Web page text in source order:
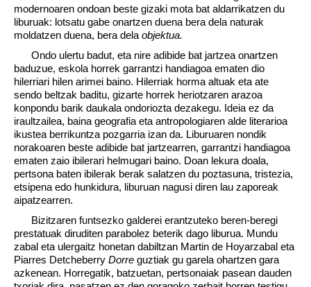
modernoaren ondoan beste gizaki mota bat aldarrikatzen du
liburuak: lotsatu gabe onartzen duena bera dela naturak
moldatzen duena, bera delaobjektua.
Ondo ulertu badut, eta nire adibide bat jartzea onartzen
baduzue, eskola horrek garrantzi handiagoa ematen dio
hilerriari hilen arimei baino. Hilerriak horma altuak eta ate
sendo beltzak baditu, gizarte horrek heriotzaren arazoa
konpondu barik daukala ondoriozta dezakegu. Ideia ez da
iraultzailea, baina geografia eta antropologiaren alde literarioa
ikustea berrikuntza pozgarria izan da. Liburuaren nondik
norakoaren beste adibide bat jartzearren, garrantzi handiagoa
ematen zaio ibilerari helmugari baino. Doan lekura doala,
pertsona baten ibilerak berak salatzen du poztasuna, tristezia,
etsipena edo hunkidura, liburuan nagusi diren lau zaporeak
aipatzearren.
Bizitzaren funtsezko galderei erantzuteko beren-beregi
prestatuak diruditen parabolez beterik dago liburua. Mundu
zabal eta ulergaitz honetan dabiltzan Martin de Hoyarzabal eta
Piarres Detcheberry Dorre guztiak gu garela ohartzen gara
azkenean. Horregatik, batzuetan, pertsonaiak pasean dauden